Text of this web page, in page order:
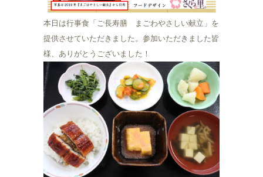
本日は行事食「ご長寿膳 まごわやさしい献立」を
提供させていただきました。参加いただきました皆
様、ありがとうございました！